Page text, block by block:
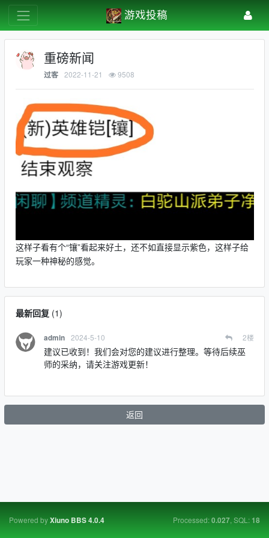
游戏投稿
重磅新闻
过客 2022-11-21 9508
这样子看有个“镶”看起来好土，还不如直接显示紫色，这样子给
玩家一种神秘的感觉。
最新回复(1)
admin 2024-5-10 2楼
建议已收到！我们会对您的建议进行整理。等待后续巫
师的采纳，请关注游戏更新！
返回
Powered byXiuno BBS4.0.4 Processed:0.027, SQL:18